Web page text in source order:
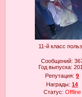
11-й класс
Сообщений:
Год выпуска:
Репутация:9
Награды:14
Статус: Offline